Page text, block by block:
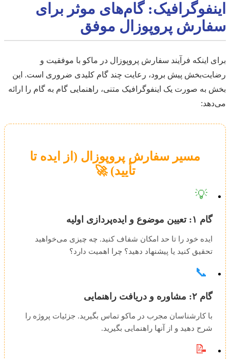
اینفوگرافیک: گام‌های موثر برای
سفارش پروپوزال موفق
برای اینکه فرآیند سفارش پروپوزال در ماکو با موفقیت و
رضایت‌بخش پیش برود، رعایت چند گام کلیدی ضروری است. این
بخش به صورت یک اینفوگرافیک متنی، راهنمایی گام به گام را ارائه
می‌دهد:
مسیر سفارش پروپوزال (از ایده تا
تأیید) 🚀
💡
گام ۱: تعیین موضوع و ایده‌پردازی اولیه
ایده خود را تا حد امکان شفاف کنید. چه چیزی می‌خواهید
تحقیق کنید یا پیشنهاد دهید؟ چرا اهمیت دارد؟
📞
گام ۲: مشاوره و دریافت راهنمایی
با کارشناسان مجرب در ماکو تماس بگیرید. جزئیات پروژه را
شرح دهید و از آنها راهنمایی بگیرید.
📝